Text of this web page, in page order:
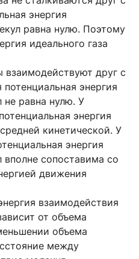
энергия
равна нулю. Поэтому
идеального газа
взаимодействуют друг с
энергия
не равна нулю. У
энергия
кинетической. У
энергия
сопоставима со
движения
взаимодействия
от объема
объема
между